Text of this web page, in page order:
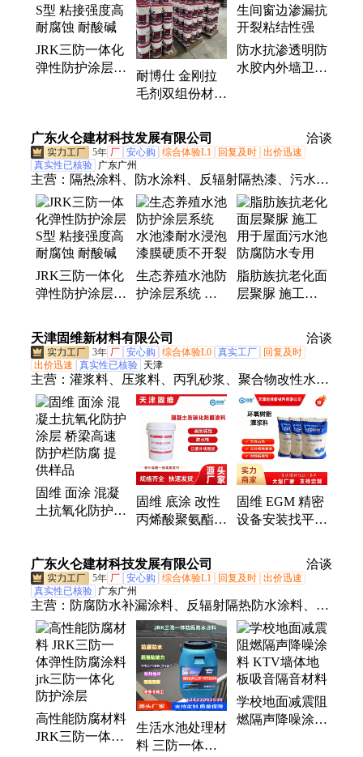
水剂、防水粘结材料、弹性防水涂料、反应路桥防
水、无机硅防水剂、沥青防水涂料、渗透结晶密封、
防腐保护涂料、防水桥面涂料、硅渗透防水剂、改性
沥青桥面、沥青防水粘结、防腐防水涂料、专用防水
涂料、水性渗透结晶
JRK三防一体化
弹性防护涂层S
耐博仕 金刚拉
毛剂双组份材料
面墙面防水界面
剂
防水抗渗透明防
水胶内外墙卫生
广东火仑建材科技发展有限公司 洽谈
5年 厂 安心购 综合体验L1 回复及时 出价迅速
真实性已核验 广东广州
主营： 隔热涂料、防水涂料、反辐射隔热漆、污水池
防腐涂料、隔音吸音涂料、路桥防水、防水剂、保温
隔热涂料
JRK三防一体化
弹性防护涂层S
耐腐蚀 耐酸碱
生态养殖水池防
护涂层系统 水
膜硬质不开裂
脂肪族抗老化面
层聚脲 施工用
天津固维新材料有限公司 洽谈
3年 厂 安心购 综合体验L0 真实工厂
回复及时
出价迅速
真实性已核验 天津
主营： 灌浆料、压浆料、丙乳砂浆、聚合物改性水泥
砂浆、加固修补砂浆、道路修补料、自流平砂浆、混
凝土色差修复剂、轨道胶泥、环氧树脂稀胶泥、环氧
腻子、高延性混凝土、粘钢胶、道钉锚固剂、高强耐
磨料、环氧修补砂浆、自流平、环氧界面剂、自流平
水泥、水泥自流平、混凝土界面剂
固维 面涂 混凝
土抗氧化防护涂
样品
固维 底涂 改性
丙烯酸聚氨酯防
面涂多形式 提
供样品
固维 EGM 精密
设备安装找平树
可调缝隙填充
支持定制
广东火仑建材科技发展有限公司 洽谈
5年 厂 安心购 综合体验L1 回复及时 出价迅速
真实性已核验 广东广州
主营： 防腐防水补漏涂料、反辐射隔热防水涂料、水
泥基渗透结晶防水涂料、JRK三防一体化防护涂料、
新型隔音涂料、新型吸音涂料、水性纳米中空玻璃微
珠保温隔热涂料、保温找平凝胶、各种路桥隧道防水
涂料、聚氨酯沥青防水涂料、环氧防腐漆
高性能防腐材料
JRK三防一体弹
生活水池处理材
料 三防一体无
学校地面减震阻
燃隔声降噪涂料